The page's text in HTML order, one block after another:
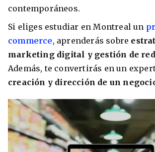
contemporáneos.
Si eliges estudiar en Montreal un
commerce, aprenderás sobre
marketing digital y gestión de
Además, te convertirás en un
creación y dirección de un